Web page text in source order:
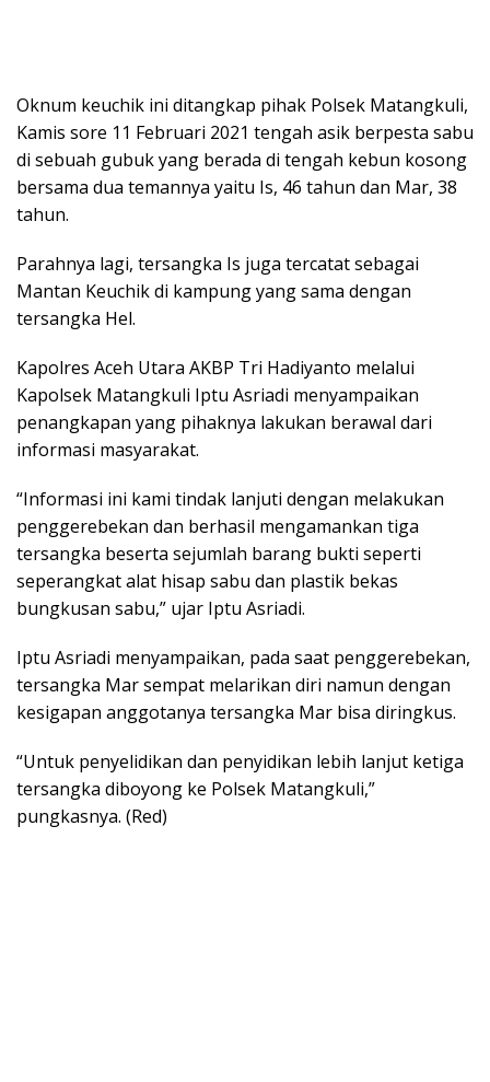
Oknum keuchik ini ditangkap pihak Polsek Matangkuli,
Kamis sore 11 Februari 2021 tengah asik berpesta sabu
di sebuah gubuk yang berada di tengah kebun kosong
bersama dua temannya yaitu Is, 46 tahun dan Mar, 38
tahun.
Parahnya lagi, tersangka Is juga tercatat sebagai
Mantan Keuchik di kampung yang sama dengan
tersangka Hel.
Kapolres Aceh Utara AKBP Tri Hadiyanto melalui
Kapolsek Matangkuli Iptu Asriadi menyampaikan
penangkapan yang pihaknya lakukan berawal dari
informasi masyarakat.
“Informasi ini kami tindak lanjuti dengan melakukan
penggerebekan dan berhasil mengamankan tiga
tersangka beserta sejumlah barang bukti seperti
seperangkat alat hisap sabu dan plastik bekas
bungkusan sabu,” ujar Iptu Asriadi.
Iptu Asriadi menyampaikan, pada saat penggerebekan,
tersangka Mar sempat melarikan diri namun dengan
kesigapan anggotanya tersangka Mar bisa diringkus.
“Untuk penyelidikan dan penyidikan lebih lanjut ketiga
tersangka diboyong ke Polsek Matangkuli,”
pungkasnya. (Red)